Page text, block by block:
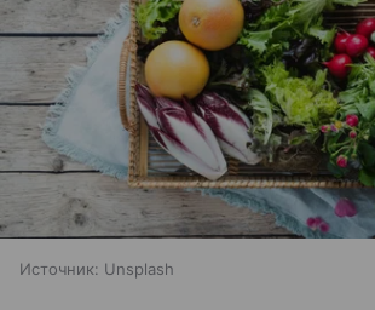
Источник: Unsplash